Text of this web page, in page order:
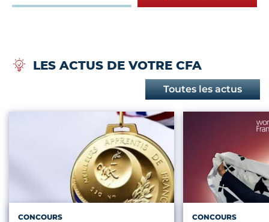
LES ACTUS DE VOTRE CFA
CONCOURS CONCOURS
Toutes les actus